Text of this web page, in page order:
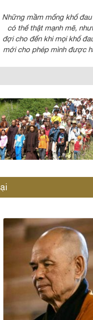
Những mầm mống khổ
có thể thật mạnh mẽ,
đợi cho đến khi mọi khổ
mới cho phép mình được